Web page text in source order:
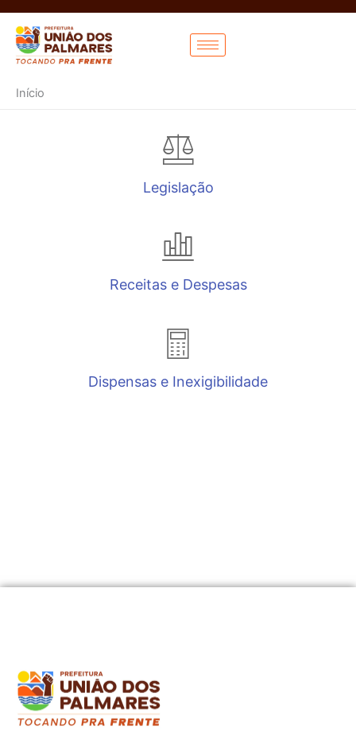
para
conteúdo
Início
Legislação
Receitas e Despesas
Dispensas e Inexigibilidade